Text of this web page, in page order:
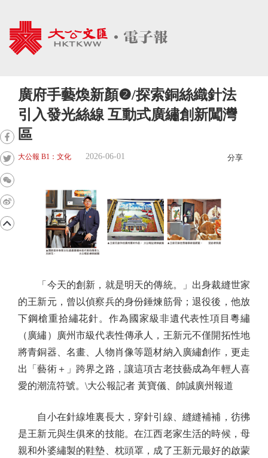
廣府手藝煥新顏❷/探索銅絲織針法
引入發光絲線 互動式廣繡創新闖灣
區
大公報 B1：文化 2026-06-01 分享
「今天的創新，就是明天的傳統。」出身裁縫世家
的王新元，曾以偵察兵的身份錘煉筋骨；退役後，他放
下鋼槍重拾繡花針。作為國家級非遺代表性項目粵繡
（廣繡）廣州市級代表性傳承人，王新元不僅開拓性地
將青銅器、名畫、人物肖像等題材納入廣繡創作，更走
出「藝術＋」跨界之路，讓這項古老技藝成為年輕人喜
愛的潮流符號。\大公報記者 黃寶儀、帥誠廣州報道
自小在針線堆裏長大，穿針引線、縫縫補補，彷彿
是王新元與生俱來的技能。在江西老家生活的時候，母
親和外婆繡製的鞋墊、枕頭罩，成了王新元最好的啟蒙